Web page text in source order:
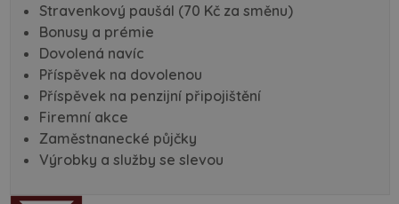
Stravenkový paušál (70 Kč za směnu)
Bonusy a prémie
Dovolená navíc
Příspěvek na dovolenou
Příspěvek na penzijní připojištění
Firemní akce
Zaměstnanecké půjčky
Výrobky a služby se slevou